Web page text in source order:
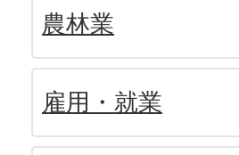
農林業
雇用・就業